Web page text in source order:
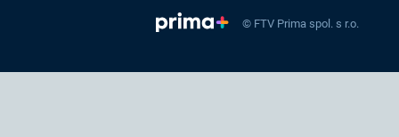
© FTV Prima spol. s r.o.